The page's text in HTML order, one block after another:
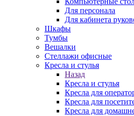
Для персонала
Для кабинета
Шкафы
Тумбы
Вешалки
Стеллажи офисные
Кресла и стулья
Назад
Кресла и стулья
Кресла для
Кресла для
Кресла для